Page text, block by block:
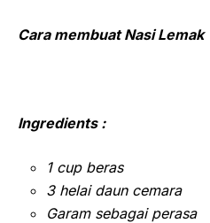
Cara membuat Nasi Lemak
Ingredients :
1 cup beras
3 helai daun cemara
Garam sebagai perasa